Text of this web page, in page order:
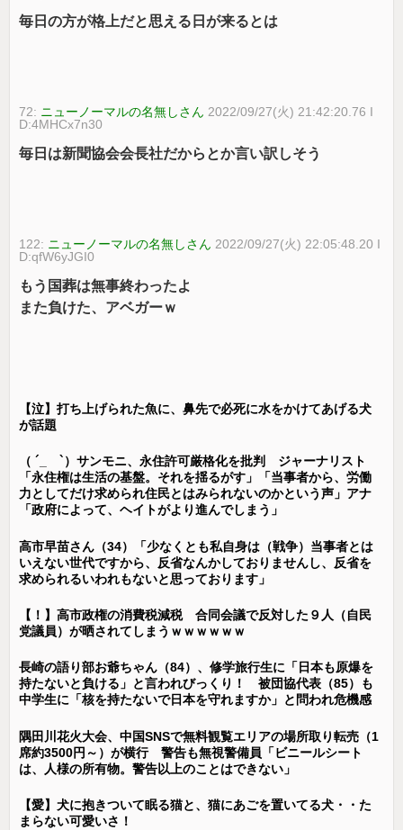
毎日の方が格上だと思える日が来るとは
72: ニューノーマルの名無しさん 2022/09/27(火) 21:42:20.76 I
D:4MHCx7n30
毎日は新聞協会会長社だからとか言い訳しそう
122: ニューノーマルの名無しさん 2022/09/27(火) 22:05:48.20 I
D:qfW6yJGI0
もう国葬は無事終わったよ
また負けた、アベガーｗ
【泣】打ち上げられた魚に、鼻先で必死に水をかけてあげる犬
が話題
（ ´_ゝ`）サンモニ、永住許可厳格化を批判 ジャーナリスト
「永住権は生活の基盤。それを揺るがす」「当事者から、労働
力としてだけ求められ住民とはみられないのかという声」アナ
「政府によって、ヘイトがより進んでしまう」
高市早苗さん（34）「少なくとも私自身は（戦争）当事者とは
いえない世代ですから、反省なんかしておりませんし、反省を
求められるいわれもないと思っております」
【！】高市政権の消費税減税 合同会議で反対した９人（自民
党議員）が晒されてしまうｗｗｗｗｗｗ
長崎の語り部お爺ちゃん（84）、修学旅行生に「日本も原爆を
持たないと負ける」と言われびっくり！ 被団協代表（85）も
中学生に「核を持たないで日本を守れますか」と問われ危機感
隅田川花火大会、中国SNSで無料観覧エリアの場所取り転売（1
席約3500円～）が横行 警告も無視警備員「ビニールシート
は、人様の所有物。警告以上のことはできない」
【愛】犬に抱きついて眠る猫と、猫にあごを置いてる犬・・た
まらない可愛いさ！